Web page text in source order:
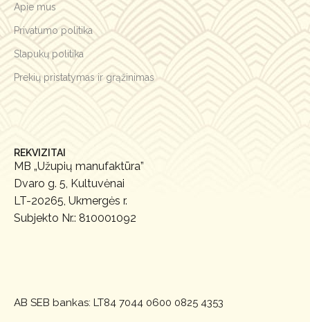
Apie mus
Privatumo politika
Slapukų politika
Prekių pristatymas ir grąžinimas
REKVIZITAI
MB „Užupių manufaktūra”
Dvaro g. 5, Kultuvėnai
LT-20265, Ukmergės r.
Subjekto Nr.: 810001092
AB SEB bankas:LT84 7044 0600 0825 4353